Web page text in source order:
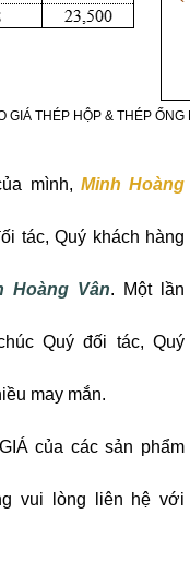
GIÁ THÉP HỘP & THÉP
mình, Minh Hoàng
tác, Quý khách hàng
Hoàng Vân. Một lần
Quý đối tác, Quý
may mắn.
của các sản phẩm
vui lòng liên hệ với